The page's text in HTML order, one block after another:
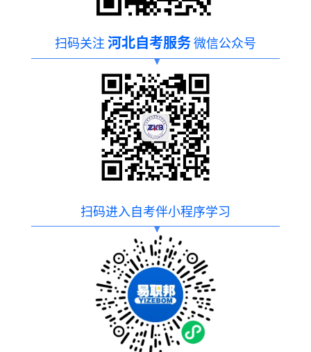
扫码关注 河北自考服务 微信公众号
扫码进入自考伴小程序学习